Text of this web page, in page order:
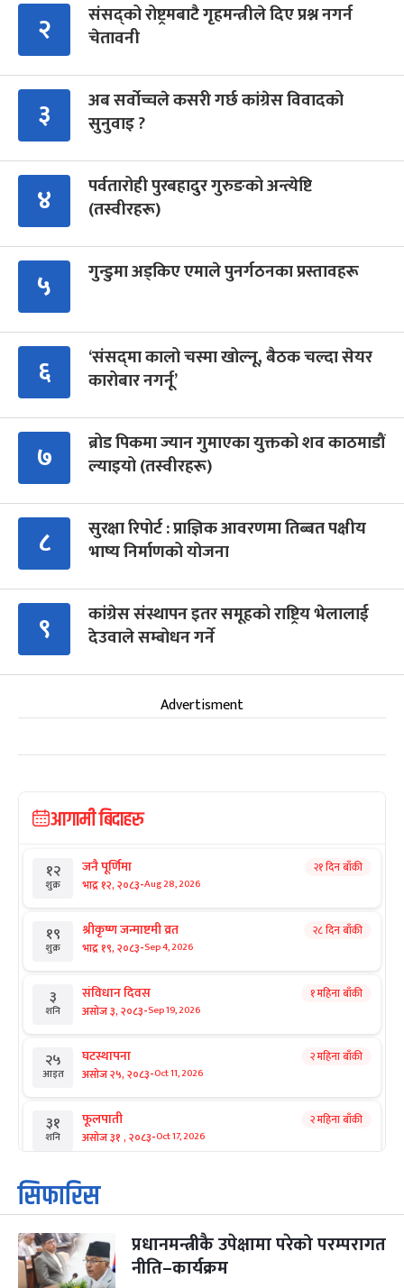
२
संसद्को रोष्ट्रमबाटै गृहमन्त्रीले दिए प्रश्न नगर्न
चेतावनी
३
अब सर्वोच्चले कसरी गर्छ कांग्रेस विवादको
सुनुवाइ ?
४
पर्वतारोही पुरबहादुर गुरुङको अन्त्येष्टि
(तस्वीरहरू)
५ गुन्डुमा अड्किए एमाले पुनर्गठनका प्रस्तावहरू
६
‘संसद्‍मा कालो चस्मा खोल्नू, बैठक चल्दा सेयर
कारोबार नगर्नू’
७
ब्रोड पिकमा ज्यान गुमाएका युक्तको शव काठमाडौं
ल्याइयो (तस्वीरहरू)
८
सुरक्षा रिपोर्ट : प्राज्ञिक आवरणमा तिब्बत पक्षीय
भाष्य निर्माणको योजना
९
कांग्रेस संस्थापन इतर समूहको राष्ट्रिय भेलालाई
देउवाले सम्बोधन गर्ने
Advertisment
आगामी बिदाहरु
१२
शुक्र
जनै पूर्णिमा
भाद्र १२, २०८३-Aug 28, 2026
२१ दिन बाँकी
१९
शुक्र
श्रीकृष्ण जन्माष्टमी व्रत
भाद्र १९, २०८३-Sep 4, 2026
२८ दिन बाँकी
३
शनि
संविधान दिवस
असोज ३, २०८३-Sep 19, 2026
१ महिना बाँकी
२५
आइत
घटस्थापना
असोज २५, २०८३-Oct 11, 2026
२ महिना बाँकी
३१
शनि
फूलपाती
असोज ३१ , २०८३-Oct 17, 2026
२ महिना बाँकी
१
आइत
कार्तिक सङ्क्रान्ति
कार्तिक १, २०८३
३
मंगल
महानवमी
कार्तिक ३, २०८३-Oct 20, 2026
२ महिना बाँकी
सिफारिस
प्रधानमन्त्रीकै उपेक्षामा परेको परम्परागत
नीति–कार्यक्रम